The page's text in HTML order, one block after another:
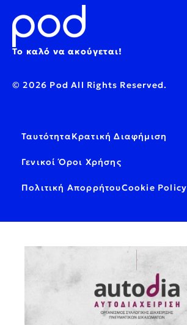
Το καλό να ακούγεται!
© 2026 Pod All Rights Reserved.
ΤαυτότηταΚρατική Διαφήμιση
Γενικοί Όροι Χρήσης
Πολιτική ΑπορρήτουCookie Policy